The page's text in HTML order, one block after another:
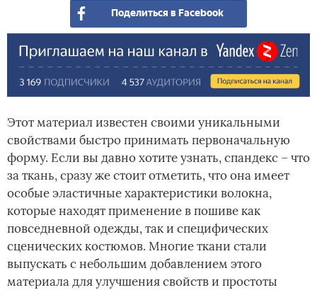
Поделиться в Facebook
Этот материал известен своими уникальными
свойствами быстро принимать первоначальную
форму. Если вы давно хотите узнать, спандекс – что
за ткань, сразу же стоит отметить, что она имеет
особые эластичные характеристики волокна,
которые находят применение в пошиве как
повседневной одежды, так и специфических
сценических костюмов. Многие ткани стали
выпускать с небольшим добавлением этого
материала для улучшения свойств и простоты